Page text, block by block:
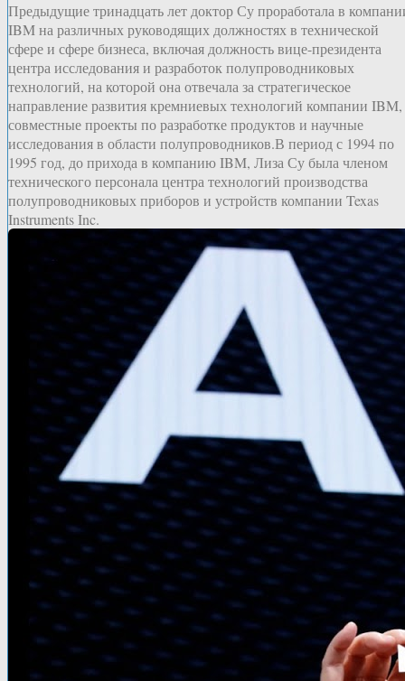
Предыдущие тринадцать лет доктор Су проработала в
IBM на различных руководящих должностях в технической
сфере и сфере бизнеса, включая должность вице-президента
центра исследования и разработок полупроводниковых
технологий, на которой она отвечала за стратегическое
направление развития кремниевых технологий компании IBM,
совместные проекты по разработке продуктов и научные
исследования в области полупроводников.В период с 1994 по
1995 год, до прихода в компанию IBM, Лиза Су была членом
технического персонала центра технологий производства
полупроводниковых приборов и устройств компании Texas
Instruments Inc.